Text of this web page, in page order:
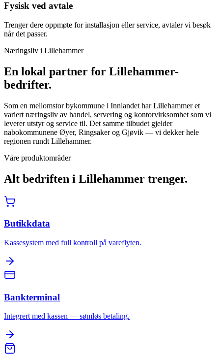
Fysisk ved avtale
Trenger dere oppmøte for installasjon eller service, avtaler vi besøk
når det passer.
Næringsliv i Lillehammer
En lokal partner for Lillehammer-
bedrifter.
Som en mellomstor bykommune i Innlandet har Lillehammer et
variert næringsliv av handel, servering og kontorvirksomhet som vi
leverer utstyr og service til. Det samme tilbudet gjelder
nabokommunene Øyer, Ringsaker og Gjøvik — vi dekker hele
regionen rundt Lillehammer.
Våre produktområder
Alt bedriften i Lillehammer trenger.
Butikkdata
Kassesystem med full kontroll på vareflyten.
Bankterminal
Integrert med kassen — sømløs betaling.